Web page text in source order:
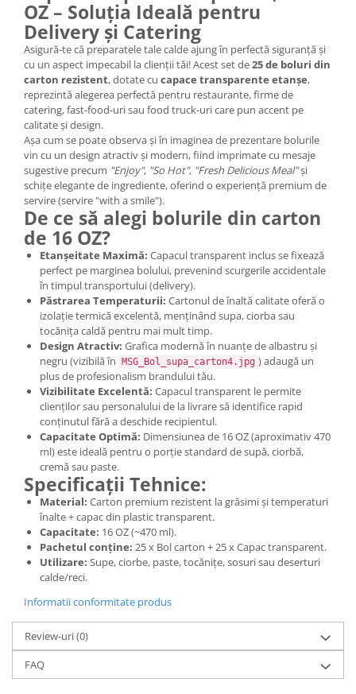
OZ – Soluția Ideală pentru
Delivery și Catering
Asigură-te că preparatele tale calde ajung în perfectă siguranță și
cu un aspect impecabil la clienții tăi! Acest set de25 de boluri din
carton rezistent, dotate cu capace transparente etanșe,
reprezintă alegerea perfectă pentru restaurante, firme de
catering, fast-food-uri sau food truck-uri care pun accent pe
calitate și design.
Așa cum se poate observa și în imaginea de prezentare bolurile
vin cu un design atractiv și modern, fiind imprimate cu mesaje
sugestive precum "Enjoy", "So Hot", "Fresh Delicious Meal"și
schițe elegante de ingrediente, oferind o experiență premium de
servire (servire "with a smile").
De ce să alegi bolurile din carton
de 16 OZ?
Etanșeitate Maximă: Capacul transparent inclus se fixează
perfect pe marginea bolului, prevenind scurgerile accidentale
în timpul transportului (delivery).
Păstrarea Temperaturii: Cartonul de înaltă calitate oferă o
izolație termică excelentă, menținând supa, ciorba sau
tocănița caldă pentru mai mult timp.
Design Atractiv: Grafica modernă în nuanțe de albastru și
negru (vizibilă în
MSG_Bol_supa_carton4.jpg ) adaugă un
plus de profesionalism brandului tău.
Vizibilitate Excelentă: Capacul transparent le permite
clienților sau personalului de la livrare să identifice rapid
conținutul fără a deschide recipientul.
Capacitate Optimă: Dimensiunea de 16 OZ (aproximativ 470
ml) este ideală pentru o porție standard de supă, ciorbă,
cremă sau paste.
Specificații Tehnice:
Material: Carton premium rezistent la grăsimi și temperaturi
înalte + capac din plastic transparent.
Capacitate: 16 OZ (~470 ml).
Pachetul conține: 25 x Bol carton + 25 x Capac transparent.
Utilizare: Supe, ciorbe, paste, tocănițe, sosuri sau deserturi
calde/reci.
Informatii conformitate produs
Review-uri(0)
FAQ